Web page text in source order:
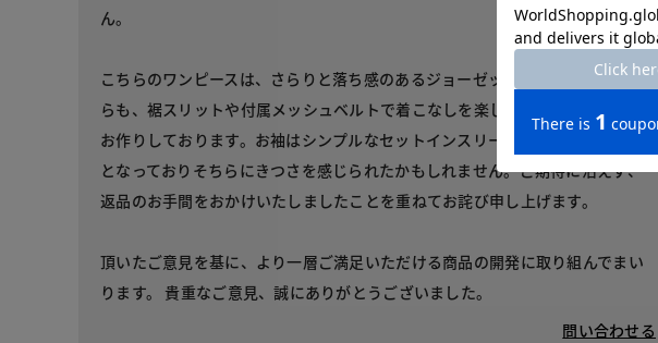
ん。
こちらのワンピースは、さらりと落ち感のあるジョーゼットの極シンプルなが
らも、裾スリットや付属メッシュベルトで着こなしを楽しんでいただけるよう
お作りしております。お袖はシンプルなセットインスリーブでまっすぐな筒状
となっておりそちらにきつさを感じられたかもしれません。ご期待に沿えず、
返品のお手間をおかけいたしましたことを重ねてお詫び申し上げます。
頂いたご意見を基に、より一層ご満足いただける商品の開発に取り組んでまい
ります。 貴重なご意見、誠にありがとうございました。
問い合わせる